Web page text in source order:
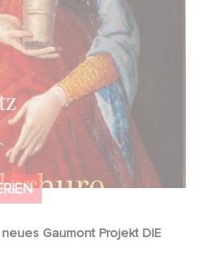
Gaumont Projekt DIE